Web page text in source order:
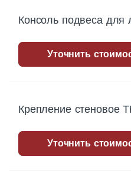
Консоль подвеса для
Уточнить
Крепление стеновое
Уточнить